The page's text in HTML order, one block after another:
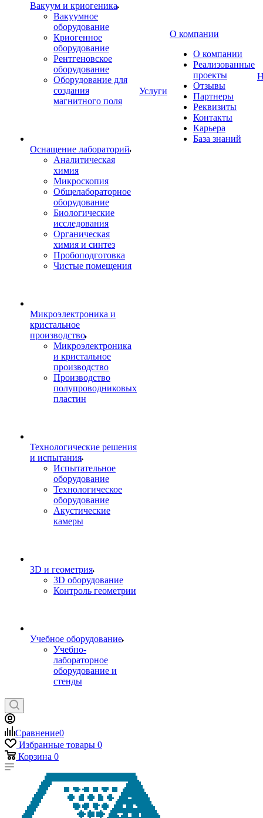
Вакуум и криогеника
Вакуумное
оборудование
Криогенное
оборудование
Рентгеновское
оборудование
Оборудование для
создания
магнитного поля
Оснащение лабораторий
Аналитическая
химия
Микроскопия
Общелабораторное
оборудование
Биологические
исследования
Органическая
химия и синтез
Пробоподготовка
Чистые помещения
Микроэлектроника и
кристальное
производство
Микроэлектроника
и кристальное
производство
Производство
полупроводниковых
пластин
Технологические решения
и испытания
Испытательное
оборудование
Технологическое
оборудование
Акустические
камеры
3D и геометрия
3D оборудование
Контроль геометрии
Учебное оборудование
Учебно-
лабораторное
оборудование и
стенды
Услуги
О компании
О компании
Реализованные
проекты
Отзывы
Партнеры
Реквизиты
Контакты
Карьера
База знаний
Сравнение0
Избранные товары 0
Корзина 0